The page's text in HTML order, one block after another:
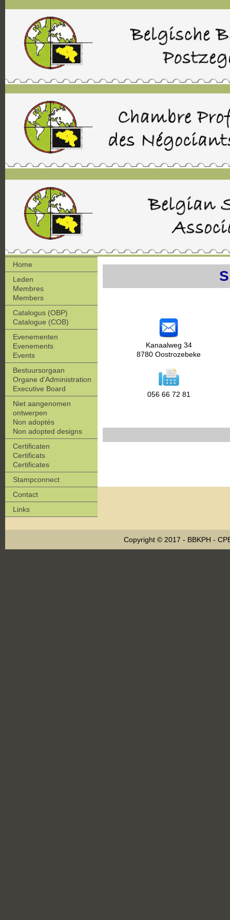
Home
Leden
Membres
Members
Catalogus (OBP)
Catalogue (COB)
Evenementen
Evenements
Events
Bestuursorgaan
Organe d'Administration
Executive Board
Niet aangenomen
ontwerpen
Non adoptés
Non adopted designs
Certificaten
Certificats
Certificates
Stampconnect
Contact
Links
Kanaalweg 34
8780 Oostrozebeke
056 66 72 81
Copyright © 2017 - BBKPH -